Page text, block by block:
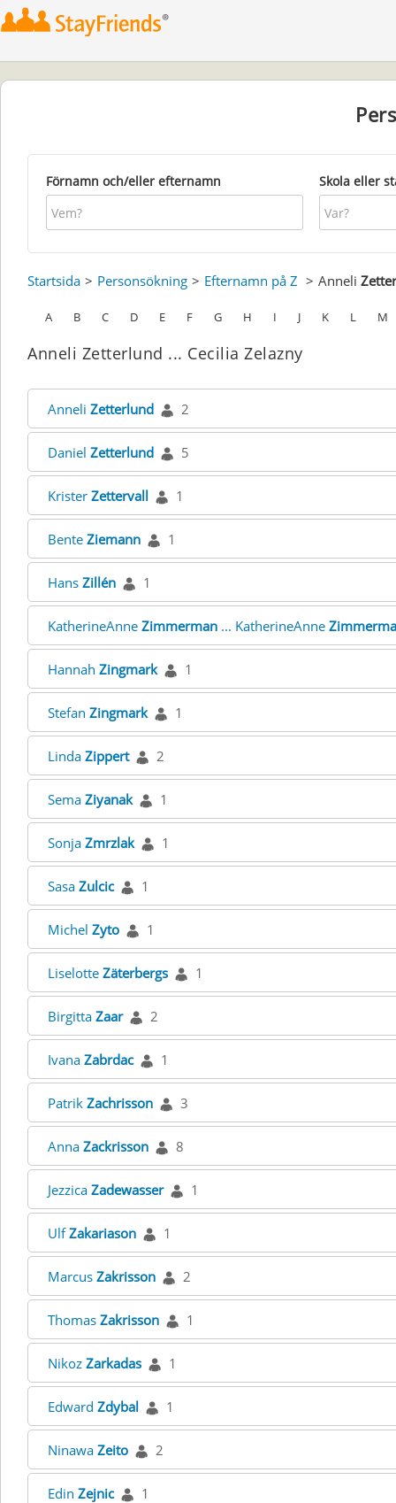
Förnamn och/eller efternamn Skola eller
Startsida Personsökning Efternamn på Z Anneli
A B C D E F G H I J K L M
Anneli Zetterlund ... Cecilia Zelazny
Anneli Zetterlund 2
Daniel Zetterlund 5
Krister Zettervall 1
Bente Ziemann 1
Hans Zillén 1
KatherineAnne Zimmerman ... KatherineAnne
Hannah Zingmark 1
Stefan Zingmark 1
Linda Zippert 2
Sema Ziyanak 1
Sonja Zmrzlak 1
Sasa Zulcic 1
Michel Zyto 1
Liselotte Zäterbergs 1
Birgitta Zaar 2
Ivana Zabrdac 1
Patrik Zachrisson 3
Anna Zackrisson 8
Jezzica Zadewasser 1
UlfZakariason 1
Marcus Zakrisson 2
Thomas Zakrisson 1
Nikoz Zarkadas 1
Edward Zdybal 1
Ninawa Zeito 2
Edin Zejnic 1